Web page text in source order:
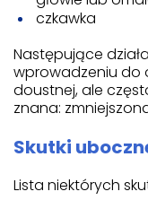
czkawka
Następujące
wprowadzeniu do
doustnej, ale
znana:
Skutki
Lista niektórych